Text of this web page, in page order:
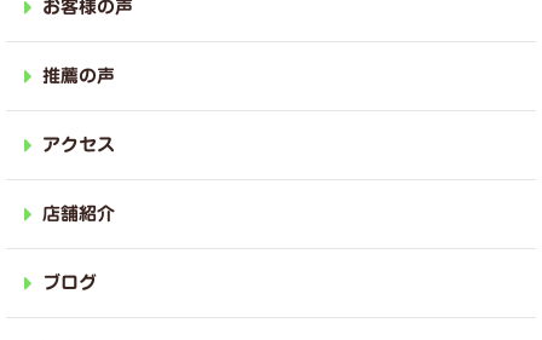
お客様の声
推薦の声
アクセス
店舗紹介
ブログ